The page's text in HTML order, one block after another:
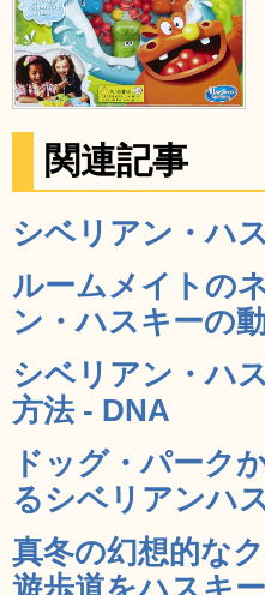
関連記事
シベリアン・ハ
ルームメイトの
ン・ハスキーの
シベリアン・ハ
方法 - DNA
ドッグ・パーク
るシベリアンハ
真冬の幻想的な
遊歩道をハスキ